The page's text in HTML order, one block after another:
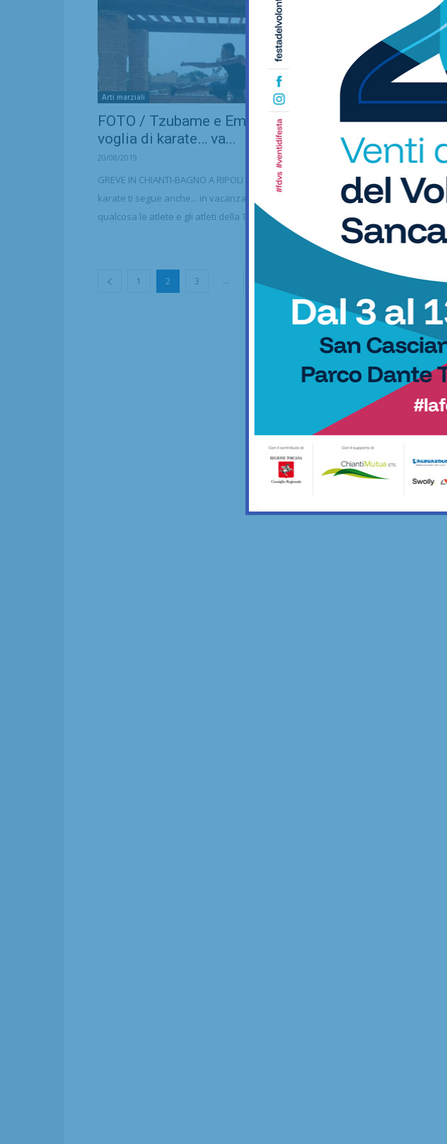
Arti marziali
FOTO / Tzubame e Empi Dojo, la
voglia di karate… va...
20/08/2019
GREVE IN CHIANTI-BAGNO A RIPOLI - La voglia di
karate ti segue anche... in vacanza. Ne sanno
qualcosa le atlete e gli atleti della Tzubame Dojo...
La passione
piccoli, ad
06/10/2017
ANTELLA (BAGNO
Affascinati dai
imitarli a loro volta.
1 2 3 ... 36